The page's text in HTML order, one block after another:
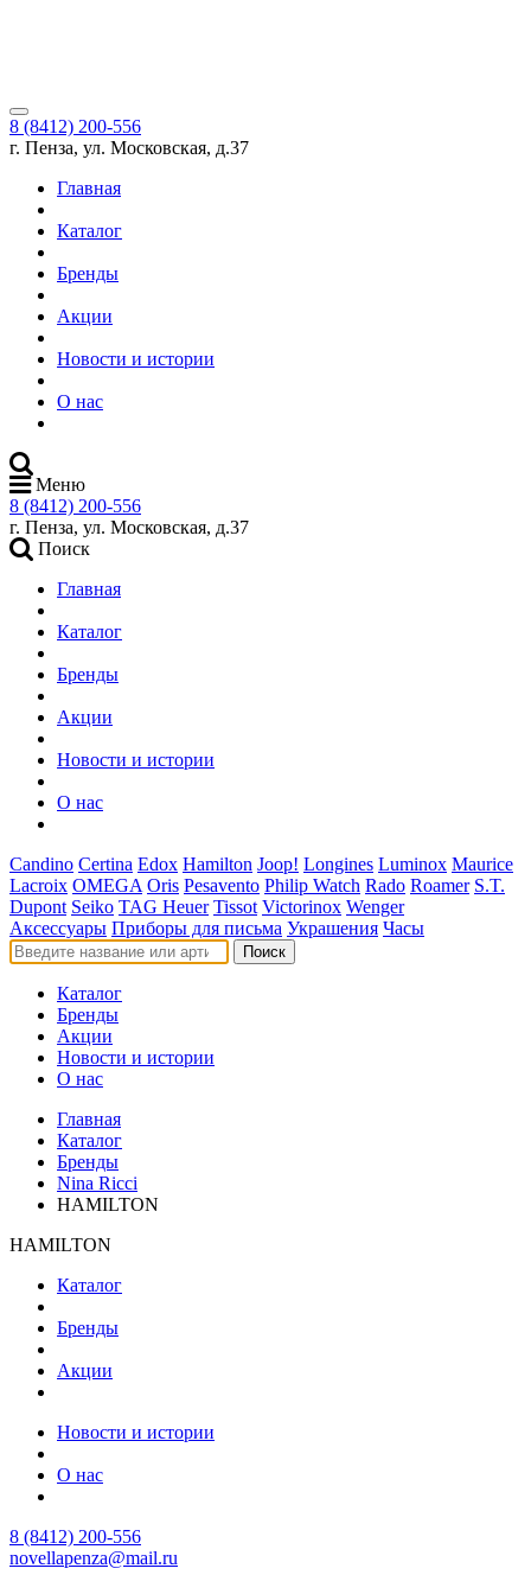
8 (8412) 200-556
г. Пенза, ул. Московская, д.37
Главная
Каталог
Бренды
Акции
Новости и истории
О нас
Меню
8 (8412) 200-556
г. Пенза, ул. Московская, д.37
Поиск
Главная
Каталог
Бренды
Акции
Новости и истории
О нас
Candino Certina Edox Hamilton Joop! Longines Luminox Maurice
Lacroix OMEGA Oris Pesavento Philip Watch Rado Roamer S.T.
Dupont Seiko TAG Heuer Tissot Victorinox Wenger
Аксессуары Приборы для письма Украшения Часы
Поиск
Каталог
Бренды
Акции
Новости и истории
О нас
Главная
Каталог
Бренды
Nina Ricci
HAMILTON
HAMILTON
Каталог
Бренды
Акции
Новости и истории
О нас
8 (8412) 200-556
novellapenza@mail.ru